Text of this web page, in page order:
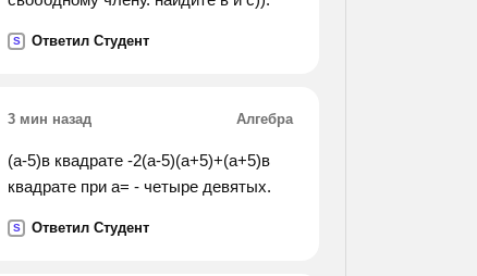
S Ответил Студент
3 мин назад Алгебра
(а-5)в квадрате -2(а-5)(а+5)+(а+5)в
квадрате при а= - четыре девятых.
S Ответил Студент